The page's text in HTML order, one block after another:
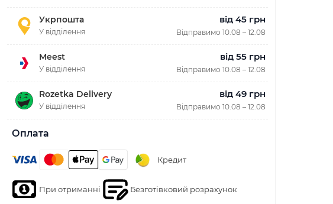
Укрпошта
У відділення
від 45 грн
Відправимо 10.08 – 12.08
Meest
У відділення
від 55 грн
Відправимо 10.08 – 12.08
Rozetka Delivery
У відділення
від 49 грн
Відправимо 10.08 – 12.08
Оплата
Кредит
При отриманні Безготівковий розрахунок